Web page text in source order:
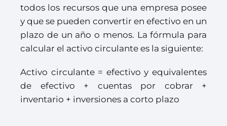
todos los recursos que una empresa posee
y que se pueden convertir en efectivo en un
plazo de un año o menos. La fórmula para
calcular el activo circulante es la siguiente:
Activo circulante = efectivo y equivalentes
de efectivo + cuentas por cobrar +
inventario + inversiones a corto plazo